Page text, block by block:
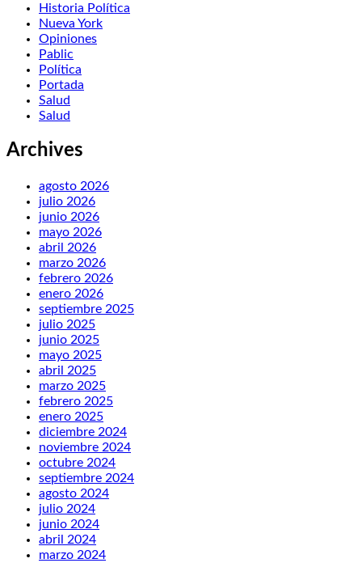
Historia Política
Nueva York
Opiniones
Pablic
Política
Portada
Salud
Salud
Archives
agosto 2026
julio 2026
junio 2026
mayo 2026
abril 2026
marzo 2026
febrero 2026
enero 2026
septiembre 2025
julio 2025
junio 2025
mayo 2025
abril 2025
marzo 2025
febrero 2025
enero 2025
diciembre 2024
noviembre 2024
octubre 2024
septiembre 2024
agosto 2024
julio 2024
junio 2024
abril 2024
marzo 2024